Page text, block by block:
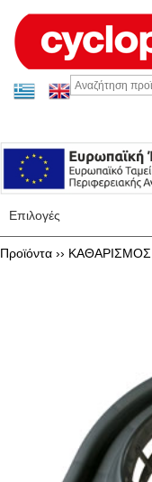
Επιλογές
Προϊόντα ›› ΚΑΘΑΡΙΣΜΟΣ